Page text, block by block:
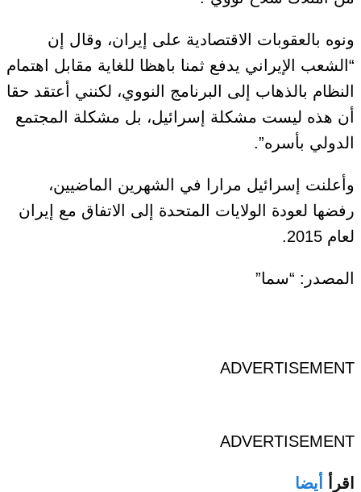
ونوه بالعقوبات الاقتصادية على إيران، وقال إن
“الشعب الإيراني يدفع ثمنا باهظا للغاية مقابل اهتمام
النظام بالذهاب إلى البرنامج النووي، لكنني أعتقد حقا
أن هذه ليست مشكلة إسرائيل، بل مشكلة المجتمع
الدولي بأسره”.
وأعلنت إسرائيل مرارا في الشهرين الماضيين،
رفضها لعودة الولايات المتحدة إلى الاتفاق مع إيران
لعام 2015.
المصدر: “سما”
ADVERTISEMENT
ADVERTISEMENT
اقرأ أيضا